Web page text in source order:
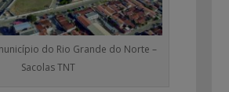
do Rio Grande do Norte –
Sacolas TNT